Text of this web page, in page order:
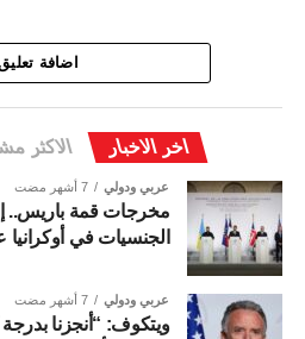
اضافة
اخر الاخبار الاكثر
عربي ودولي 7 أشهر مضت
مخرجات قمة باريس..
الجنسيات في
عربي ودولي 7 أشهر مضت
ويتكوف: “أنجزنا بدرجة